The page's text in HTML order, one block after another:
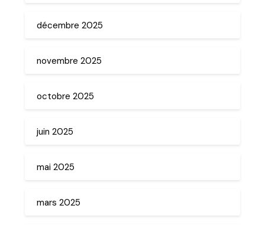
décembre 2025
novembre 2025
octobre 2025
juin 2025
mai 2025
mars 2025